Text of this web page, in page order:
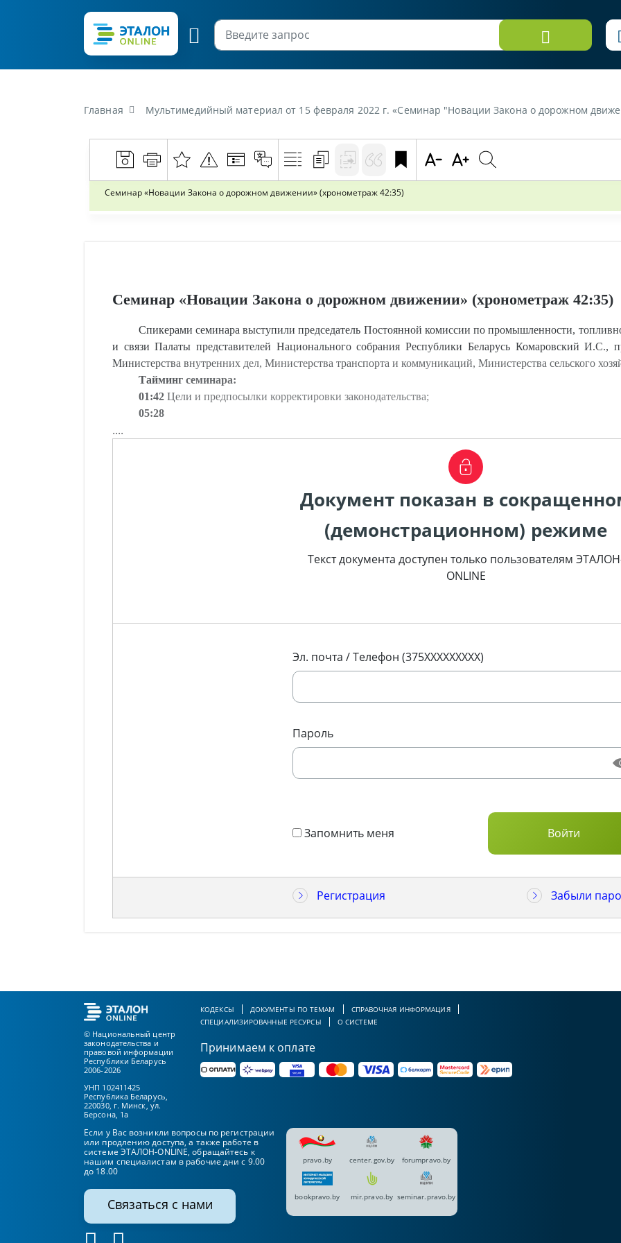
Главная Мультимедийный материал от 15 февраля 2022 г. «Семинар "Новации Закона о дорожном
Семинар «Новации Закона о дорожном движении» (хронометраж 42:35)
Семинар «Новации Закона о дорожном движении» (хронометраж 42:35)
Спикерами семинара выступили председатель Постоянной комиссии по промышленности,
и связи Палаты представителей Национального собрания Республики Беларусь Комаровский И.С.,
Министерства внутренних дел, Министерства транспорта и коммуникаций, Министерства сельского
Тайминг семинара:
01:42Цели и предпосылки корректировки законодательства;
05:28
....
Документ показан в
(демонстрационном) режиме
Текст документа доступен только пользователям
ONLINE
Эл. почта / Телефон (375XXXXXXXXX)
Пароль
Запомнить меня
Регистрация Забыли
© Национальный центр
законодательства и
правовой информации
Республики Беларусь
2006-2026
УНП 102411425
Республика Беларусь,
220030, г. Минск, ул.
Берсона, 1а
КОДЕКСЫ ДОКУМЕНТЫ ПО ТЕМАМ
СПРАВОЧНАЯ ИНФОРМАЦИЯ
СПЕЦИАЛИЗИРОВАННЫЕ РЕСУРСЫ
О СИСТЕМЕ
Принимаем к оплате
Если у Вас возникли вопросы по регистрации
или продлению доступа, а также работе в
системе ЭТАЛОН-ONLINE, обращайтесь к
нашим специалистам в рабочие дни с 9.00
до 18.00
Связаться с нами
pravo.by center.gov.by forumpravo.by
bookpravo.by mir.pravo.by seminar.pravo.by